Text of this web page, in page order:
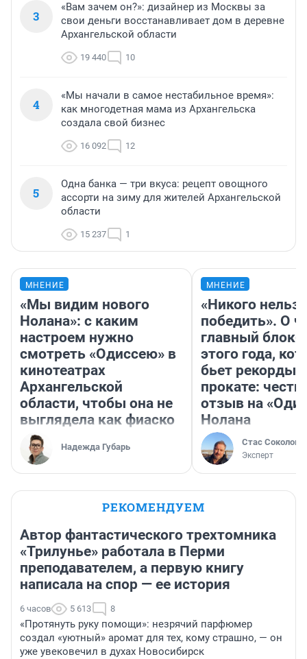
3
«Вам зачем он?»: дизайнер из Москвы за
свои деньги восстанавливает дом в деревне
Архангельской области
19 440 10
4
«Мы начали в самое нестабильное время»:
как многодетная мама из Архангельска
создала свой бизнес
16 092 12
5
Одна банка — три вкуса: рецепт овощного
ассорти на зиму для жителей Архангельской
области
15 237 1
МНЕНИЕ
«Мы видим нового
Нолана»: с каким
настроем нужно
смотреть «Одиссею» в
кинотеатрах
Архангельской
области, чтобы она не
выглядела как фиаско
Надежда Губарь
МНЕНИЕ
«Никого нельзя
победить». О
главный
этого года,
бьет рекорды в
прокате:
отзыв на
Нолана
Стас Соколов
Эксперт
РЕКОМЕНДУЕМ
Автор фантастического трехтомника
«Трилунье» работала в Перми
преподавателем, а первую книгу
написала на спор — ее история
6 часов 5 613 8
«Протянуть руку помощи»: незрячий парфюмер
создал «уютный» аромат для тех, кому страшно, — он
уже увековечил в духах Новосибирск